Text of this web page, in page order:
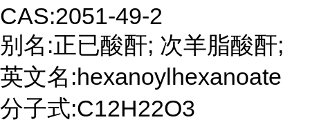
CAS:2051-49-2
别名:正已酸酐; 次羊脂酸酐;
英文名:hexanoylhexanoate
分子式:C12H22O3